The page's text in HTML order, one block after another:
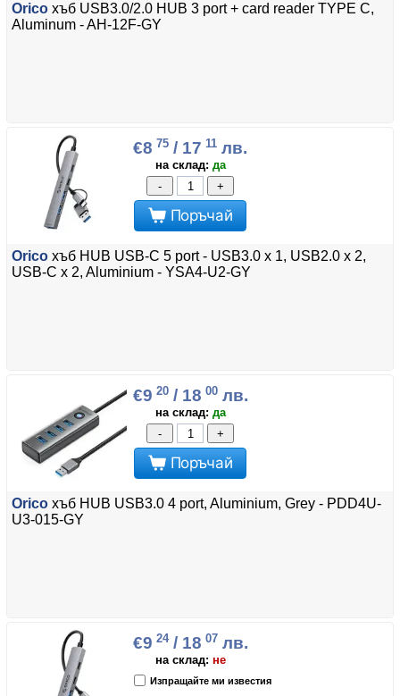
Orico хъб USB3.0/2.0 HUB 3 port + card reader TYPE C,
Aluminum - AH-12F-GY
€8 75 / 17 11 лв.
на склад: да
-
+
Поръчай
Orico хъб HUB USB-C 5 port - USB3.0 x 1, USB2.0 x 2,
USB-C x 2, Aluminium - YSA4-U2-GY
€9 20/ 18 00лв.
на склад: да
-
+
Поръчай
Orico хъб HUB USB3.0 4 port, Aluminium, Grey - PDD4U-
U3-015-GY
€9 24/ 18 07 лв.
на склад: не
Изпращайте ми известия